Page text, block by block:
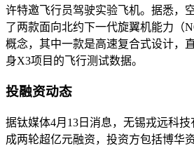
许特邀飞行员驾驶实验飞机。据悉，
了两款面向北约下一代旋翼机能力（
概念，其中一款是高速复合式设计，
身X3项目的飞行测试数据。
投融资动态
据钛媒体4月13日消息，无锡戎远科
成两轮超亿元融资，投资方包括博华